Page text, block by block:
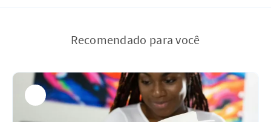
Recomendado para você